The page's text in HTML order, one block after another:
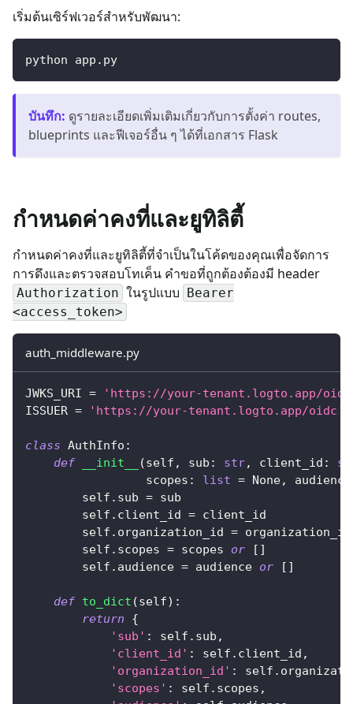
เริ่มต้นเซิร์ฟเวอร์สำหรับพัฒนา:
python app.py
บันทึก: ดูรายละเอียดเพิ่มเติมเกี่ยวกับการตั้งค่า routes,
blueprints และฟีเจอร์อื่น ๆ ได้ที่เอกสาร Flask
กำหนดค่าคงที่และยูทิลิตี้
กำหนดค่าคงที่และยูทิลิตี้ที่จำเป็นในโค้ดของคุณเพื่อจัดการ
การดึงและตรวจสอบโทเค็น คำขอที่ถูกต้องต้องมี header
Authorization ในรูปแบบ
Bearer
<access_token>
auth_middleware.py
JWKS_URI =
'https://your-tenant.logto.app/
ISSUER = 'https://your-tenant.logto.app/oidc'
class AuthInfo :
def
__init__ (self , sub : str, client_id :
                 scopes
: list = None, audience
        self
. sub = sub
        self
. client_id = client_id
        self
. organization_id = organization_id
        self
. scopes = scopes or [ ]
        self
. audience = audience or [ ]
def to_dict (self) :
return
{
'sub' : self . sub ,
'client_id' : self . client_id ,
'organization_id' : self .
'scopes' : self . scopes ,